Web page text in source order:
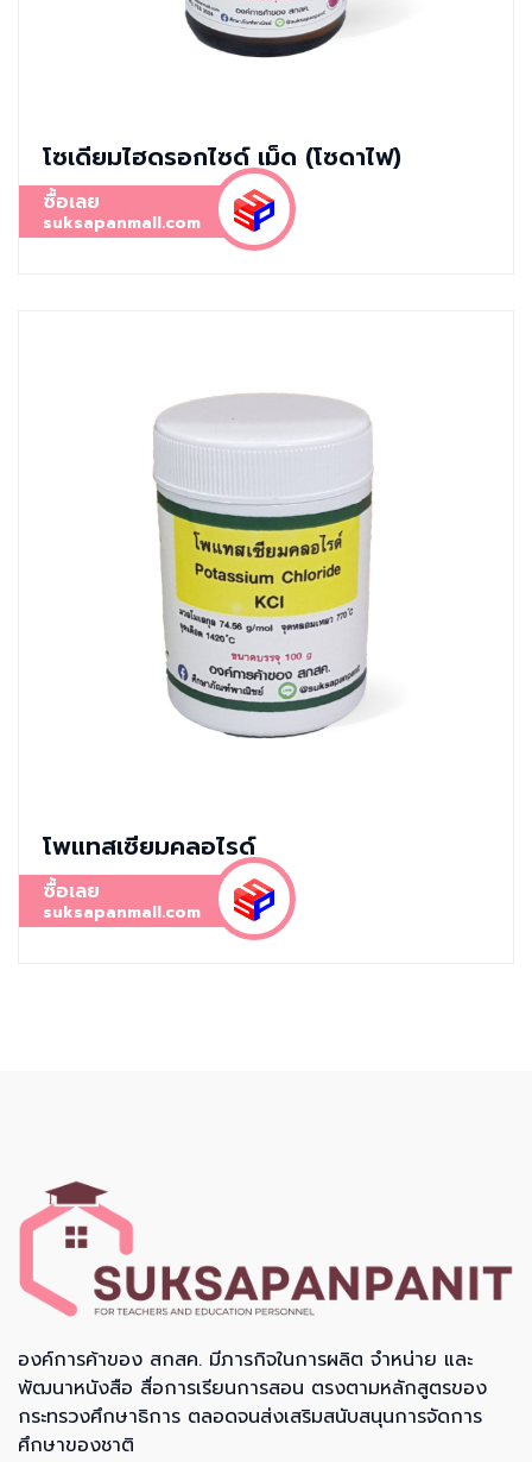
โซเดียมไฮดรอกไซด์ เม็ด (โซดาไฟ)
ซื้อเลย
suksapanmall.com
โพแทสเซียมคลอไรด์
ซื้อเลย
suksapanmall.com
องค์การค้าของ สกสค. มีภารกิจในการผลิต จำหน่าย และ
พัฒนาหนังสือ สื่อการเรียนการสอน ตรงตามหลักสูตรของ
กระทรวงศึกษาธิการ ตลอดจนส่งเสริมสนับสนุนการจัดการ
ศึกษาของชาติ